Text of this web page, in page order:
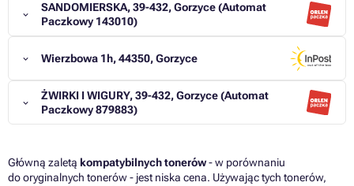
SANDOMIERSKA, 39-432, Gorzyce (Automat
Paczkowy 143010)
Wierzbowa 1h, 44350, Gorzyce
ŻWIRKI I WIGURY, 39-432, Gorzyce (Automat
Paczkowy 879883)
Główną zaletą kompatybilnych tonerów- w porównaniu
do oryginalnych tonerów - jest niska cena. Używając tych tonerów,